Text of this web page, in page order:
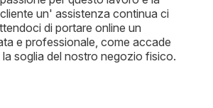
un' assistenza continua ci
di portare online un
e professionale, come accade
soglia del nostro negozio fisico.